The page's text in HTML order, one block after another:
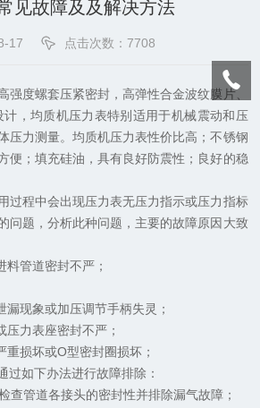
见故障及及解决方法
17 点击次数：7708
强度螺套压紧密封，高弹性合金波纹膜片、
，均质机压力表特别适用于机械震动和压
压力测量。均质机压力表性价比高；不锈钢
便；填充硅油，具有良好防震性；良好的稳
程中会出现压力表无压力指示或压力指标
问题，分析此种问题，主要的故障原因大致
管道密封不严；
现象或加压调节手柄失灵；
力表座密封不严；
损坏或O型密封圈损坏；
如下办法进行故障排除：
管道各接头的密封性并排除漏气故障；